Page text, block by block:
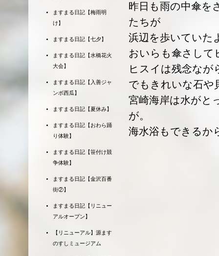
昨日も雨の中傘を
たちが
浜辺を歩いていた
おいらも傘さして
ヒスイは残念なが
でもきれいな石や
宮崎海岸は水がと
が。
海水浴もできるか
ますまる日記【梅雨明
け】
ますまる日記【七夕】
ますまる日記【水橋花火
大会】
ますまる日記【入善ジャ
ンボ西瓜】
ますまる日記【夏休み】
ますまる日記【おわら踊
り体験】
ますまる日記【笹付け競
争体験】
ますまる日記【金沢百番
街②】
ますまる日記【リニュー
アルオープン】
【リニューアル】源ます
のすしミュージアム